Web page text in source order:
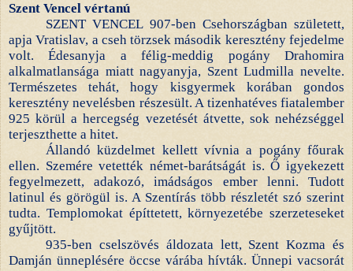
Szent Vencel vértanú
SZENT VENCEL 907-ben Csehországban született,
apja Vratislav, a cseh törzsek második keresztény fejedelme
volt. Édesanyja a félig-meddig pogány Drahomira
alkalmatlansága miatt nagyanyja, Szent Ludmilla nevelte.
Természetes tehát, hogy kisgyermek korában gondos
keresztény nevelésben részesült. A tizenhatéves fiatalember
925 körül a hercegség vezetését átvette, sok nehézséggel
terjeszthette a hitet.
Állandó küzdelmet kellett vívnia a pogány főurak
ellen. Szemére vetették német-barátságát is. Ő igyekezett
fegyelmezett, adakozó, imádságos ember lenni. Tudott
latinul és görögül is. A Szentírás több részletét szó szerint
tudta. Templomokat építtetett, környezetébe szerzeteseket
gyűjtött.
935-ben cselszövés áldozata lett, Szent Kozma és
Damján ünneplésére öccse várába hívták. Ünnepi vacsorát